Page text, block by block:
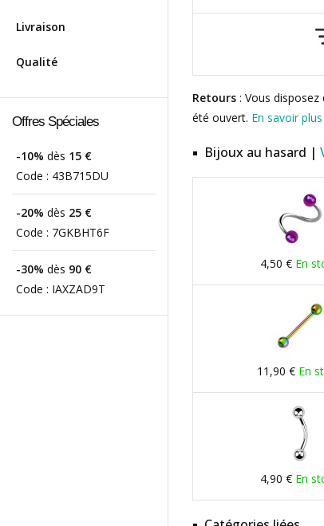
Livraison
Qualité
Offres Spéciales
-10% dès 15 €
Code : 43B715DU
-20% dès 25 €
Code : 7GKBHT6F
-30% dès 90 €
Code : IAXZAD9T
Retours : Vous
été ouvert. En savoir plus
Bijoux au hasard |
4,50 € En
11,90 € En
4,90 € En